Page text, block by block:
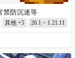
禁防沉迷等
其他 +5 26.1 ~ 1.21.11